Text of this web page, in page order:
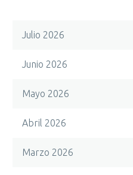
Julio 2026
Junio 2026
Mayo 2026
Abril 2026
Marzo 2026